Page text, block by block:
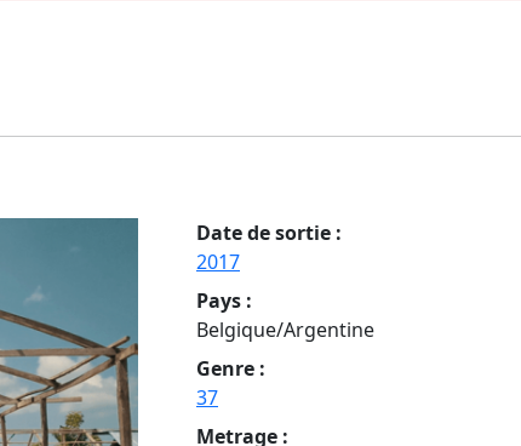
Date de sortie :
2017
Pays :
Belgique/Argentine
Genre :
37
Metrage :